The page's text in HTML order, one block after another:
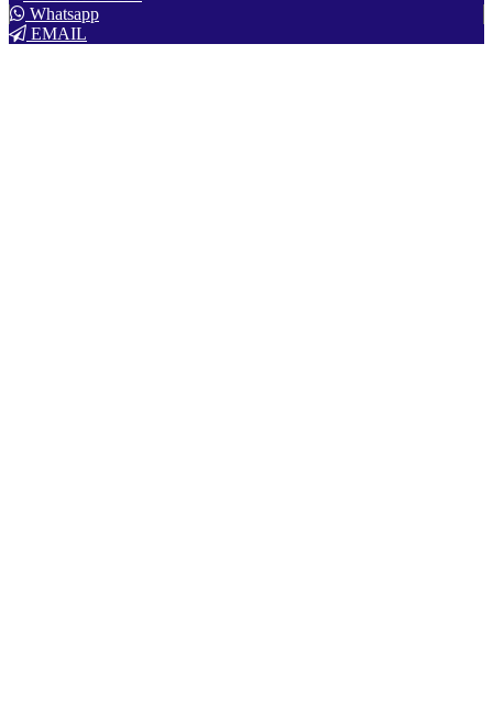
Whatsapp
EMAIL